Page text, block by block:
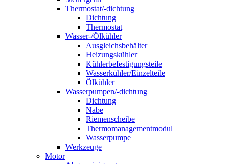
Thermostat/-dichtung
Dichtung
Thermostat
Wasser-/Ölkühler
Ausgleichsbehälter
Heizungskühler
Kühlerbefestigungsteile
Wasserkühler/Einzelteile
Ölkühler
Wasserpumpen/-dichtung
Dichtung
Nabe
Riemenscheibe
Thermomanagementmodul
Wasserpumpe
Werkzeuge
Motor